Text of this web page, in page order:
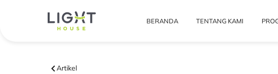
BERANDA TENTANG KAMI
Artikel